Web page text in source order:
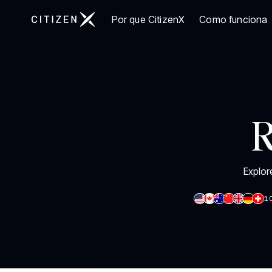
Ir para a página inicial da CitizenX
Por que CitizenX Como funciona
182 DESTINOS COM ISENÇÃO DE VISTO
148